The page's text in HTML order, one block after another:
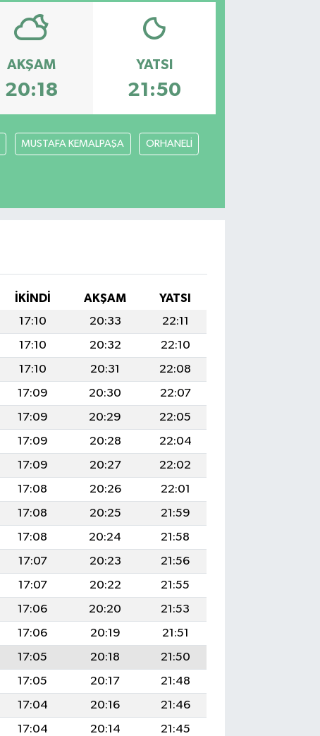
AKŞAM
20:18
YATSI
21:50
MUSTAFA KEMALPAŞA ORHANELİ
İKINDI AKŞAM
YATSI
17:10 20:33
22:11
17:10 20:32
22:10
17:10 20:31
22:08
17:09 20:30
22:07
17:09 20:29
22:05
17:09 20:28
22:04
17:09 20:27
22:02
17:08 20:26
22:01
17:08 20:25
21:59
17:08 20:24
21:58
17:07 20:23
21:56
17:07 20:22
21:55
17:06 20:20
21:53
17:06 20:19
21:51
17:05 20:18
21:50
17:05 20:17
21:48
17:04 20:16
21:46
17:04 20:14
21:45